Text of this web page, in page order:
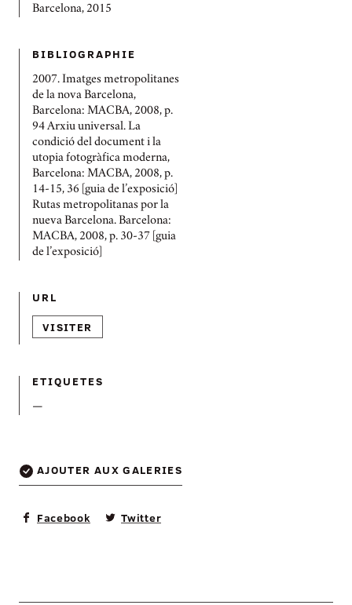
Barcelona, 2015
BIBLIOGRAPHIE
2007. Imatges metropolitanes
de la nova Barcelona,
Barcelona: MACBA, 2008, p.
94 Arxiu universal. La
condició del document i la
utopia fotogràfica moderna,
Barcelona: MACBA, 2008, p.
14-15, 36 [guia de l’exposició]
Rutas metropolitanas por la
nueva Barcelona. Barcelona:
MACBA, 2008, p. 30-37 [guia
de l’exposició]
URL
VISITER
ETIQUETES
—
AJOUTER AUX GALERIES
Facebook Twitter